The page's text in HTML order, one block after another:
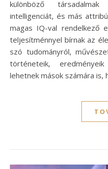
különböző
intelligenciát, és más
magas IQ-val rendelkező
teljesítménnyel bírnak az
szó tudományról,
történeteik,
lehetnek mások számára